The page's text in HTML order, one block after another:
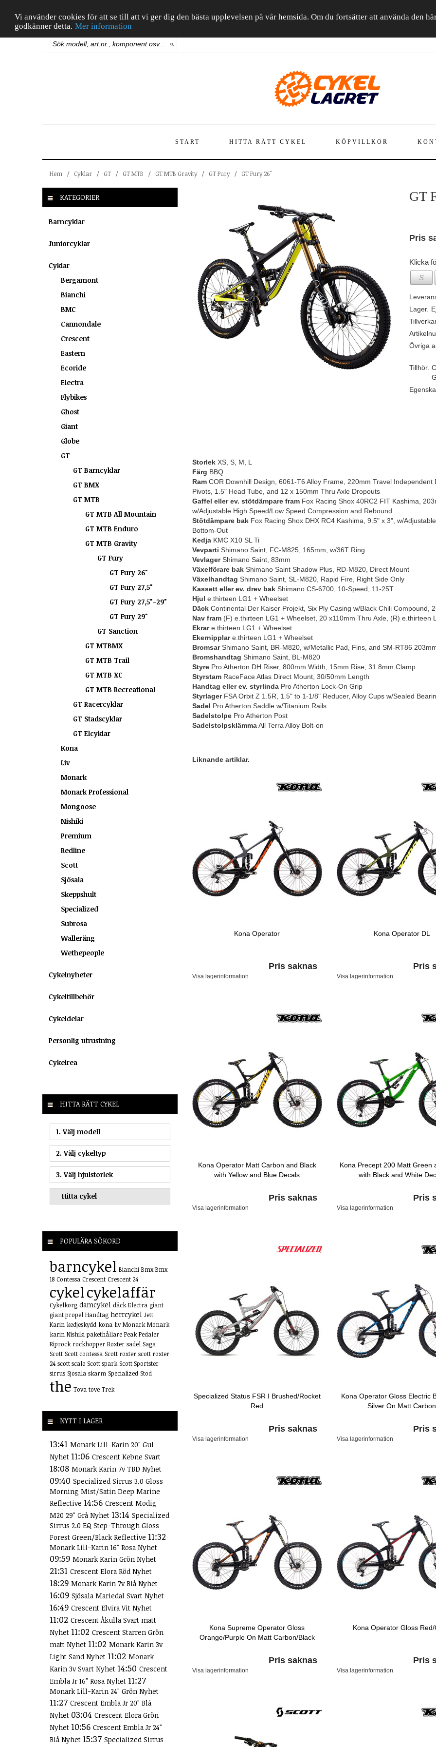
Vi använder cookies för att se till att vi ger dig den bästa upplevelsen på vår hemsida. Om du fortsätter att använda den
godkänner detta. Mer information
START HITTA RÄTT CYKEL KÖPVILLKOR
Hem / Cyklar / GT / GT MTB / GT MTB Gravity / GT Fury / GT Fury 26"
KATEGORIER
Barncyklar
Juniorcyklar
Cyklar
Bergamont
Bianchi
BMC
Cannondale
Crescent
Eastern
Ecoride
Electra
Flybikes
Ghost
Giant
Globe
GT
GT Barncyklar
GT BMX
GT MTB
GT MTB All Mountain
GT MTB Enduro
GT MTB Gravity
GT Fury
GT Fury 26"
GT Fury 27,5"
GT Fury 27,5"-29"
GT Fury 29"
GT Sanction
GT MTBMX
GT MTB Trail
GT MTB XC
GT MTB Recreational
GT Racercyklar
GT Stadscyklar
GT Elcyklar
Kona
Liv
Monark
Monark Professional
Mongoose
Nishiki
Premium
Redline
Scott
Sjösala
Skeppshult
Specialized
Subrosa
Walleräng
Wethepeople
Cykelnyheter
Cykeltillbehör
Cykeldelar
Personlig utrustning
Cykelrea
HITTA RÄTT CYKEL
1. Välj modell
2. Välj cykeltyp
3. Välj hjulstorlek
POPULÄRA SÖKORD
barncykel Bianchi Bmx Bmx
18 Contessa Crescent Crescent 24
cykelcykelaffär
Cykelkorg damcykel däck Electra giant
giant propel Handtag herrcykel Jett
Karin kedjeskydd kona liv Monark Monark
karin Nishiki pakethållare Peak Pedaler
Riprock rockhopper Roxter sadel Saga
Scott Scott contessa Scott roxter scott roxter
24 scott scale Scott spark Scott Sportster
sirrus Sjösala skärm Specialized Stöd
the Tova tove Trek
NYTT I LAGER
13:41 Monark Lill-Karin 20" Gul
Nyhet 11:06 Crescent Kebne Svart
18:08 Monark Karin 7v TBD Nyhet
09:40 Specialized Sirrus 3.0 Gloss
Morning Mist/Satin Deep Marine
Reflective 14:56 Crescent Modig
M20 29" Grå Nyhet 13:14 Specialized
Sirrus 2.0 EQ Step-Through Gloss
Forest Green/Black Reflective 11:32
Monark Lill-Karin 16" Rosa Nyhet
09:59 Monark Karin Grön Nyhet
21:31 Crescent Elora Röd Nyhet
18:29 Monark Karin 7v Blå Nyhet
16:09 Sjösala Mariedal Svart Nyhet
16:49 Crescent Elvira Vit Nyhet
11:02 Crescent Åkulla Svart matt
Nyhet 11:02 Crescent Starren Grön
matt Nyhet 11:02 Monark Karin 3v
Light Sand Nyhet 11:02 Monark
Karin 3v Svart Nyhet 14:50 Crescent
Embla Jr 16" Rosa Nyhet 11:27
Monark Lill-Karin 24" Grön Nyhet
11:27 Crescent Embla Jr 20" Blå
Nyhet 03:04 Crescent Elora Grön
Nyhet 10:56 Crescent Embla Jr 24"
Blå Nyhet 15:37 Specialized Sirrus
GT
Pris
Klicka
S
Lager.
Övriga
Tillhör.
StorlekXS, S, M, L
Färg BBQ
RamCOR Downhill Design, 6061-T6 Alloy Frame, 220mm Travel
Pivots, 1.5" Head Tube, and 12 x 150mm Thru Axle Dropouts
Gaffel eller ev. stötdämpare framFox Racing Shox 40RC2 FIT Kashima,
w/Adjustable High Speed/Low Speed Compression and Rebound
Stötdämpare bakFox Racing Shox DHX RC4 Kashima, 9.5" x 3", w/
Bottom-Out
KedjaKMC X10 SL Ti
Vevparti Shimano Saint, FC-M825, 165mm, w/36T Ring
VevlagerShimano Saint, 83mm
Växelförare bakShimano Saint Shadow Plus, RD-M820, Direct Mount
Växelhandtag Shimano Saint, SL-M820, Rapid Fire, Right Side Only
Kassett eller ev. drev bakShimano CS-6700, 10-Speed, 11-25T
Hjul e.thirteen LG1 + Wheelset
DäckContinental Der Kaiser Projekt, Six Ply Casing w/Black Chili Compound,
Nav fram(F) e.thirteen LG1 + Wheelset, 20 x110mm Thru Axle, (R) e.thirteen
Ekrare.thirteen LG1 + Wheelset
Ekernipplare.thirteen LG1 + Wheelset
BromsarShimano Saint, BR-M820, w/Metallic Pad, Fins, and SM-RT86
Bromshandtag Shimano Saint, BL-M820
StyrePro Atherton DH Riser, 800mm Width, 15mm Rise, 31.8mm Clamp
StyrstamRaceFace Atlas Direct Mount, 30/50mm Length
Handtag eller ev. styrlindaPro Atherton Lock-On Grip
StyrlagerFSA Orbit Z 1.5R, 1.5" to 1-1/8" Reducer, Alloy Cups w/Sealed
Sadel Pro Atherton Saddle w/Titanium Rails
SadelstolpePro Atherton Post
SadelstolpsklämmaAll Terra Alloy Bolt-on
Liknande artiklar.
Kona Operator
Pris saknas
Visa lagerinformation
Kona Operator DL
Pris
Visa lagerinformation
Kona Operator Matt Carbon and Black
with Yellow and Blue Decals
Pris saknas
Visa lagerinformation
Kona Precept 200 Matt Green
with Black and White
Pris
Visa lagerinformation
Specialized Status FSR I Brushed/Rocket
Red
Pris saknas
Visa lagerinformation
Kona Operator Gloss Electric
Silver On Matt Carbon
Pris
Visa lagerinformation
Kona Supreme Operator Gloss
Orange/Purple On Matt Carbon/Black
Pris saknas
Visa lagerinformation
Kona Operator Gloss
Pris
Visa lagerinformation